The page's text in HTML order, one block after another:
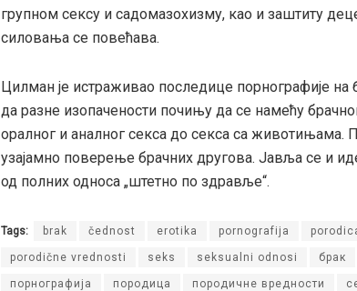
групном сексу и садомазохизму, као и заштиту
силовања се повећава.
Цилман је истраживао последице порнографије на
да разне изопачености почињу да се намећу
оралног и аналног секса до секса са животињама.
узајамно поверење брачних другова. Јавља се и
од полних односа „штетно по здравље“.
Tags: brak čednost erotika pornografija
porodične vrednosti seks seksualni odnosi брак
порнографија породица породичне вредности